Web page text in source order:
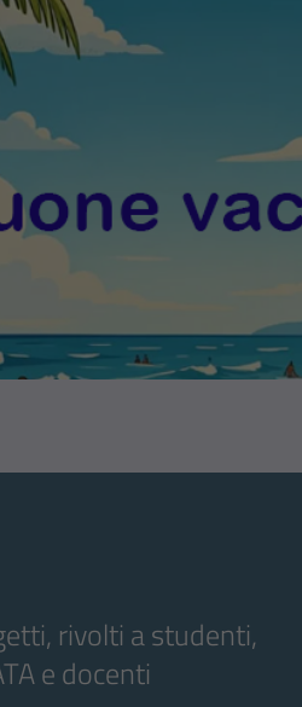
rivolti a studenti,
e docenti